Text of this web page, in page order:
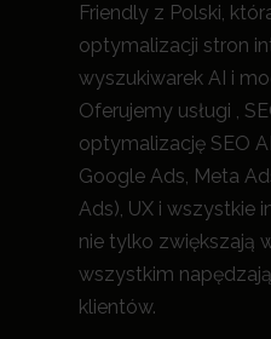
Friendly z Polski,
optymalizacji stron
wyszukiwarek AI i
Oferujemy usługi ,
optymalizację SEO
Google Ads, Meta
Ads), UX i wszystkie
nie tylko zwiększają
wszystkim
klientów.